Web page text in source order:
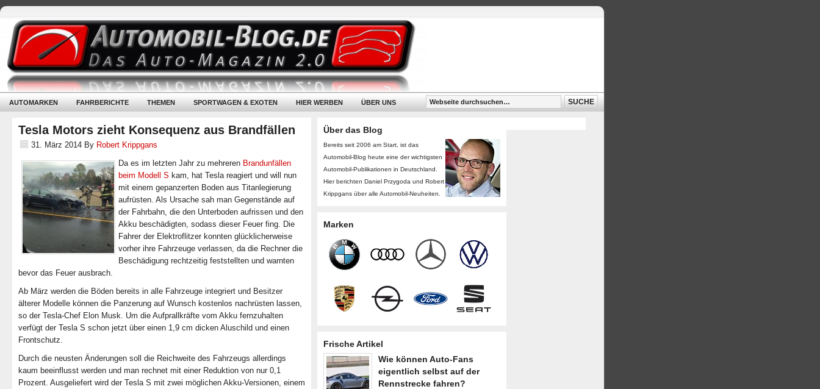
AUTOMARKEN FAHRBERICHTE THEMEN SPORTWAGEN & EXOTEN HIER WERBEN ÜBER UNS
Tesla Motors zieht Konsequenz aus Brandfällen
31. März 2014 By Robert Krippgans
Da es im letzten Jahr zu mehreren Brandunfällen
beim Modell S kam, hat Tesla reagiert und will nun
mit einem gepanzerten Boden aus Titanlegierung
aufrüsten. Als Ursache sah man Gegenstände auf
der Fahrbahn, die den Unterboden aufrissen und den
Akku beschädigten, sodass dieser Feuer fing. Die
Fahrer der Elektroflitzer konnten glücklicherweise
vorher ihre Fahrzeuge verlassen, da die Rechner die
Beschädigung rechtzeitig feststellten und warnten
bevor das Feuer ausbrach.
Ab März werden die Böden bereits in alle Fahrzeuge integriert und Besitzer
älterer Modelle können die Panzerung auf Wunsch kostenlos nachrüsten lassen,
so der Tesla-Chef Elon Musk. Um die Aufprallkräfte vom Akku fernzuhalten
verfügt der Tesla S schon jetzt über einen 1,9 cm dicken Aluschild und einen
Frontschutz.
Durch die neusten Änderungen soll die Reichweite des Fahrzeugs allerdings
kaum beeinflusst werden und man rechnet mit einer Reduktion von nur 0,1
Prozent. Ausgeliefert wird der Tesla S mit zwei möglichen Akku-Versionen, einem
Über das Blog
Bereits seit 2006 am Start, ist das
Automobil-Blog heute eine der wichtigsten
Automobil-Publikationen in Deutschland.
Hier berichten Daniel Przygoda und Robert
Krippgans über alle Automobil-Neuheiten.
Marken
Frische Artikel
Wie können Auto-Fans
eigentlich selbst auf der
Rennstrecke fahren?